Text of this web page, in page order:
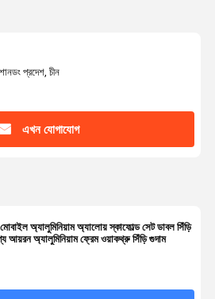
প্রদেশ, চীন
এখন যোগাযোগ
মোবাইল অ্যালুমিনিয়াম অ্যালোয় স্কাফোল্ড সেট ডাবল সিঁড়ি
আয়রন অ্যালুমিনিয়াম ফ্রেম ওয়াকথ্রু সিঁড়ি গুদাম